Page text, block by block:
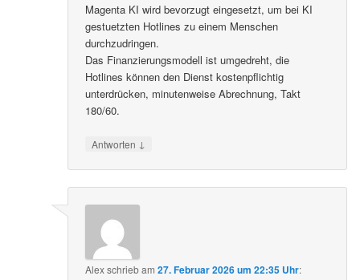
Magenta KI wird bevorzugt eingesetzt, um bei KI
gestuetzten Hotlines zu einem Menschen
durchzudringen.
Das Finanzierungsmodell ist umgedreht, die
Hotlines können den Dienst kostenpflichtig
unterdrücken, minutenweise Abrechnung, Takt
180/60.
Antworten ↓
Alexschriebam27. Februar 2026 um 22:35 Uhr: